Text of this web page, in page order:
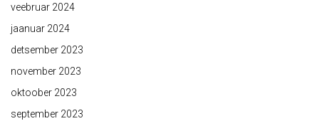
veebruar 2024
jaanuar 2024
detsember 2023
november 2023
oktoober 2023
september 2023